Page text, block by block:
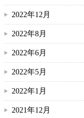
2022年12月
2022年8月
2022年6月
2022年5月
2022年1月
2021年12月